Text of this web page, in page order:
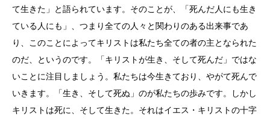
て生きた」と語られています。そのことが、「死んだ人にも生き
ている人にも」、つまり全ての人々と関わりのある出来事であ
り、このことによってキリストは私たち全ての者の主となられた
のだ、というのです。「キリストが生き、そして死んだ」ではな
いことに注目しましょう。私たちは今生きており、やがて死んで
いきます。「生き、そして死ぬ」のが私たちの歩みです。しかし
キリストは死に、そして生きた。それはイエス・キリストの十字